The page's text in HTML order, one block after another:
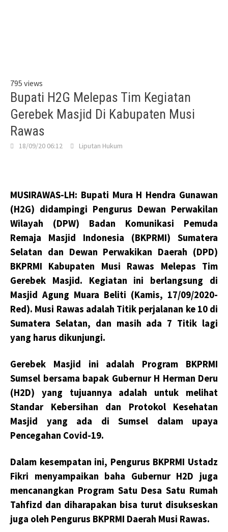
795 views
Bupati H2G Melepas Tim Kegiatan
Gerebek Masjid Di Kabupaten Musi
Rawas
18/09/20 06:12 Liputan Hukum
MUSIRAWAS-LH: Bupati Mura H Hendra Gunawan
(H2G) didampingi Pengurus Dewan Perwakilan
Wilayah (DPW) Badan Komunikasi Pemuda
Remaja Masjid Indonesia (BKPRMI) Sumatera
Selatan dan Dewan Perwakikan Daerah (DPD)
BKPRMI Kabupaten Musi Rawas Melepas Tim
Gerebek Masjid. Kegiatan ini berlangsung di
Masjid Agung Muara Beliti (Kamis, 17/09/2020-
Red). Musi Rawas adalah Titik perjalanan ke 10 di
Sumatera Selatan, dan masih ada 7 Titik lagi
yang harus dikunjungi.
Gerebek Masjid ini adalah Program BKPRMI
Sumsel bersama bapak Gubernur H Herman Deru
(H2D) yang tujuannya adalah untuk melihat
Standar Kebersihan dan Protokol Kesehatan
Masjid yang ada di Sumsel dalam upaya
Pencegahan Covid-19.
Dalam kesempatan ini, Pengurus BKPRMI Ustadz
Fikri menyampaikan baha Gubernur H2D juga
mencanangkan Program Satu Desa Satu Rumah
Tahfizd dan diharapakan bisa turut disukseskan
juga oleh Pengurus BKPRMI Daerah Musi Rawas.